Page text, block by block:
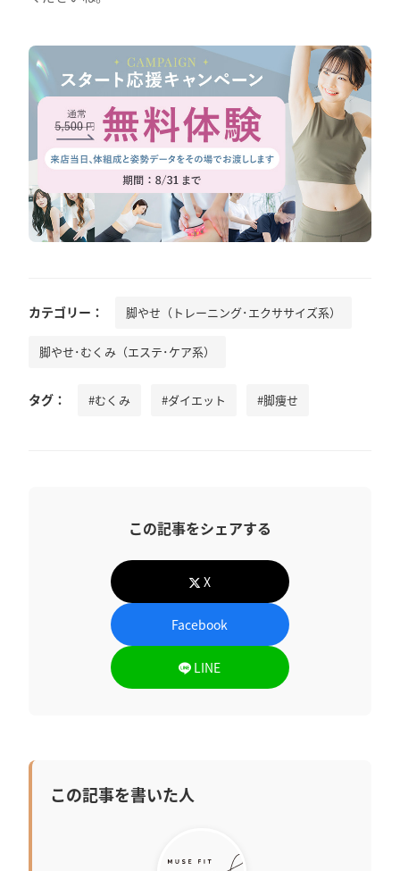
カテゴリー： 脚やせ（トレーニング･エクササイズ系）
脚やせ･むくみ（エステ･ケア系）
タグ： #むくみ #ダイエット #脚痩せ
この記事をシェアする
X
Facebook
LINE
この記事を書いた人